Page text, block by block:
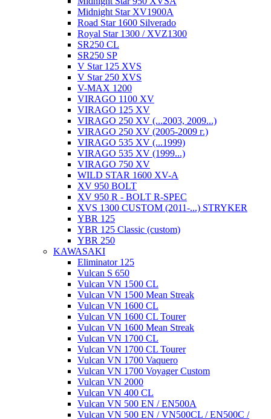
Midnight Star XV1900A
Road Star 1600 Silverado
Royal Star 1300 / XVZ1300
SR250 CL
SR250 SP
V Star 125 XVS
V Star 250 XVS
V-MAX 1200
VIRAGO 1100 XV
VIRAGO 125 XV
VIRAGO 250 XV (...2003, 2009...)
VIRAGO 250 XV (2005-2009 г.)
VIRAGO 535 XV (...1999)
VIRAGO 535 XV (1999...)
VIRAGO 750 XV
WILD STAR 1600 XV-A
XV 950 BOLT
XV 950 R - BOLT R-SPEC
XVS 1300 CUSTOM (2011-...) STRYKER
YBR 125
YBR 125 Classic (custom)
YBR 250
KAWASAKI
Eliminator 125
Vulcan S 650
Vulcan VN 1500 CL
Vulcan VN 1500 Mean Streak
Vulcan VN 1600 CL
Vulcan VN 1600 CL Tourer
Vulcan VN 1600 Mean Streak
Vulcan VN 1700 CL
Vulcan VN 1700 CL Tourer
Vulcan VN 1700 Vaquero
Vulcan VN 1700 Voyager Custom
Vulcan VN 2000
Vulcan VN 400 CL
Vulcan VN 500 EN / EN500A
Vulcan VN 500 EN / VN500CL / EN500C /